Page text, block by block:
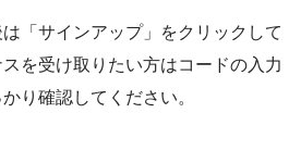
「サインアップ」をクリックして
を受け取りたい方はコードの入力
り確認してください。